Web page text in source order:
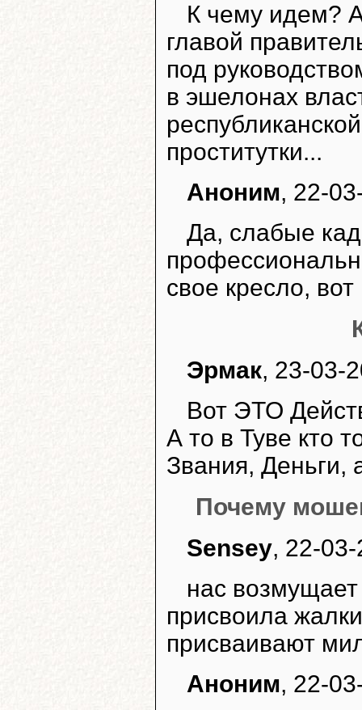
К чему идем?
главой
под
в эшелонах
проститутки...
Аноним, 22-
Да, слабые
свое кресло,
Эрмак, 23-03-
Вот ЭТО
А то в Туве кто
Звания, Деньги,
Почему
Sensey, 22-
нас возмущает
присвоила
присваивают
Аноним, 22-